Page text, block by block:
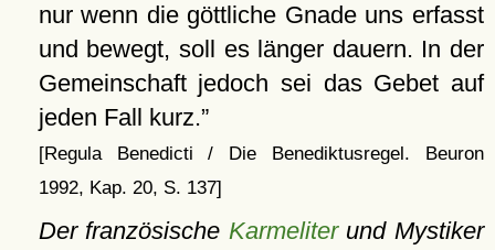
nur wenn die göttliche Gnade uns erfasst
und bewegt, soll es länger dauern. In der
Gemeinschaft jedoch sei das Gebet auf
jeden Fall kurz.
[Regula Benedicti / Die Benediktusregel. Beuron
1992, Kap. 20, S. 137]
Der französische Karmeliterund Mystiker